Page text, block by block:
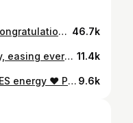
So so happy for you both🤍 Congratulations Nadech & Yaya! Wishing you a lifetime of love laughter and happiness together 😍❤️ ยินดีกับริวและมายูมิด้วยนะจ้ะ #nyเขยนอร์เวย์สะใภ้ขอนแก่น 46.7k
The water surrounds my body, easing every tight muscle as your breath slows naturally I didn’t know I needed this much I’m obsessed with this feeling 🤍 @naamwellness at @varanakrabihotel 11.4k
Channeling #JENNIEXFRANKIES energy ♥️ Picnic mode @thetubkaakkrabi 9.6k